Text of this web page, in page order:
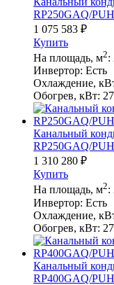
RP250GAQ/
1 075 583 ₽
Купить
На площадь, м2:
Инвертор: Есть
Охлаждение,
Обогрев, кВт: 27
Канальный
RP250GAQ/
1 310 280 ₽
Купить
На площадь, м2:
Инвертор: Есть
Охлаждение,
Обогрев, кВт: 27
Канальный
RP400GAQ/